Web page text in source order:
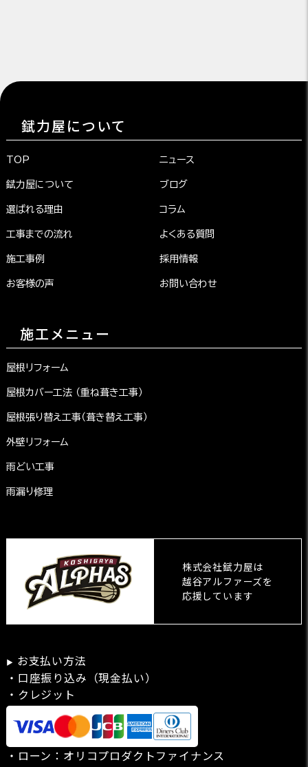
錻力屋について
TOP
錻力屋について
選ばれる理由
工事までの流れ
施工事例
お客様の声
ニュース
ブログ
コラム
よくある質問
採用情報
お問い合わせ
施工メニュー
屋根リフォーム
屋根カバー工法 （重ね葺き工事）
屋根張り替え工事（葺き替え工事）
外壁リフォーム
雨どい工事
雨漏り修理
株式会社錻力屋は
越谷アルファーズを
応援しています
▶ お支払い方法
・口座振り込み（現金払い）
・クレジット
・ローン： オリコプロダクトファイナンス